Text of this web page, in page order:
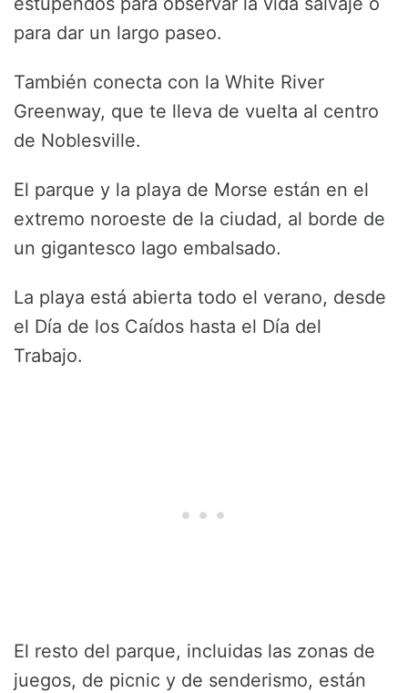
para dar un largo paseo.
También conecta con la White River
Greenway, que te lleva de vuelta al centro
de Noblesville.
El parque y la playa de Morse están en el
extremo noroeste de la ciudad, al borde de
un gigantesco lago embalsado.
La playa está abierta todo el verano, desde
el Día de los Caídos hasta el Día del
Trabajo.
El resto del parque, incluidas las zonas de
juegos, de picnic y de senderismo, están